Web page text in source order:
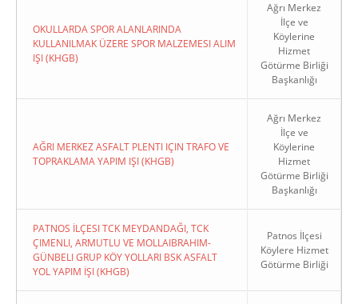
OKULLARDA SPOR ALANLARINDA
KULLANILMAK ÜZERE SPOR MALZEMESI ALIM
IŞI (KHGB)
Ağrı Merkez
İlçe ve
Köylerine
Hizmet
Götürme Birliği
Başkanlığı
AĞRI MERKEZ ASFALT PLENTI IÇIN TRAFO VE
TOPRAKLAMA YAPIM IŞI (KHGB)
Ağrı Merkez
İlçe ve
Köylerine
Hizmet
Götürme Birliği
Başkanlığı
PATNOS İLÇESI TCK MEYDANDAĞI, TCK
ÇIMENLI, ARMUTLU VE MOLLAIBRAHIM-
GÜNBELI GRUP KÖY YOLLARI BSK ASFALT
YOL YAPIM İŞI (KHGB)
Patnos İlçesi
Köylere Hizmet
Götürme Birliği